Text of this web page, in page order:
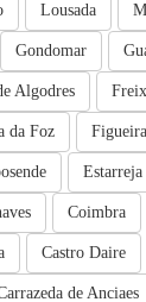
Lousada
Gondomar
Algodres
da Foz
Estarreja
Coimbra
Castro Daire
de Anciaes